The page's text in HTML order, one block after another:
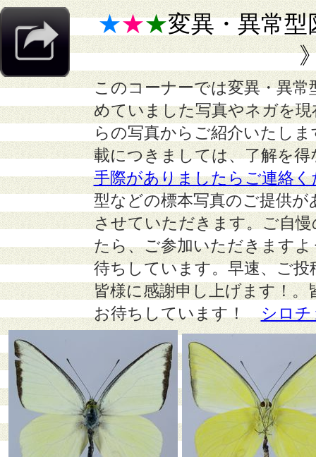
★★★変異・異常型
このコーナーでは変異・異
めていました写真やネガを
らの写真からご紹介いたし
載につきましては、了解を
手際がありましたらご連絡く
型などの標本写真のご提供
させていただきます。ご自
たら、ご参加いただきます
待ちしています。早速、ご
皆様に感謝申し上げます！
お待ちしています！
シロチ